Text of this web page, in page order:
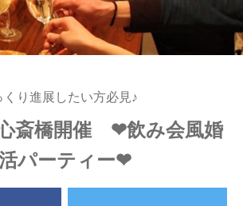
り進展したい方必見♪
斎橋開催 ❤飲み会風婚
パーティー❤